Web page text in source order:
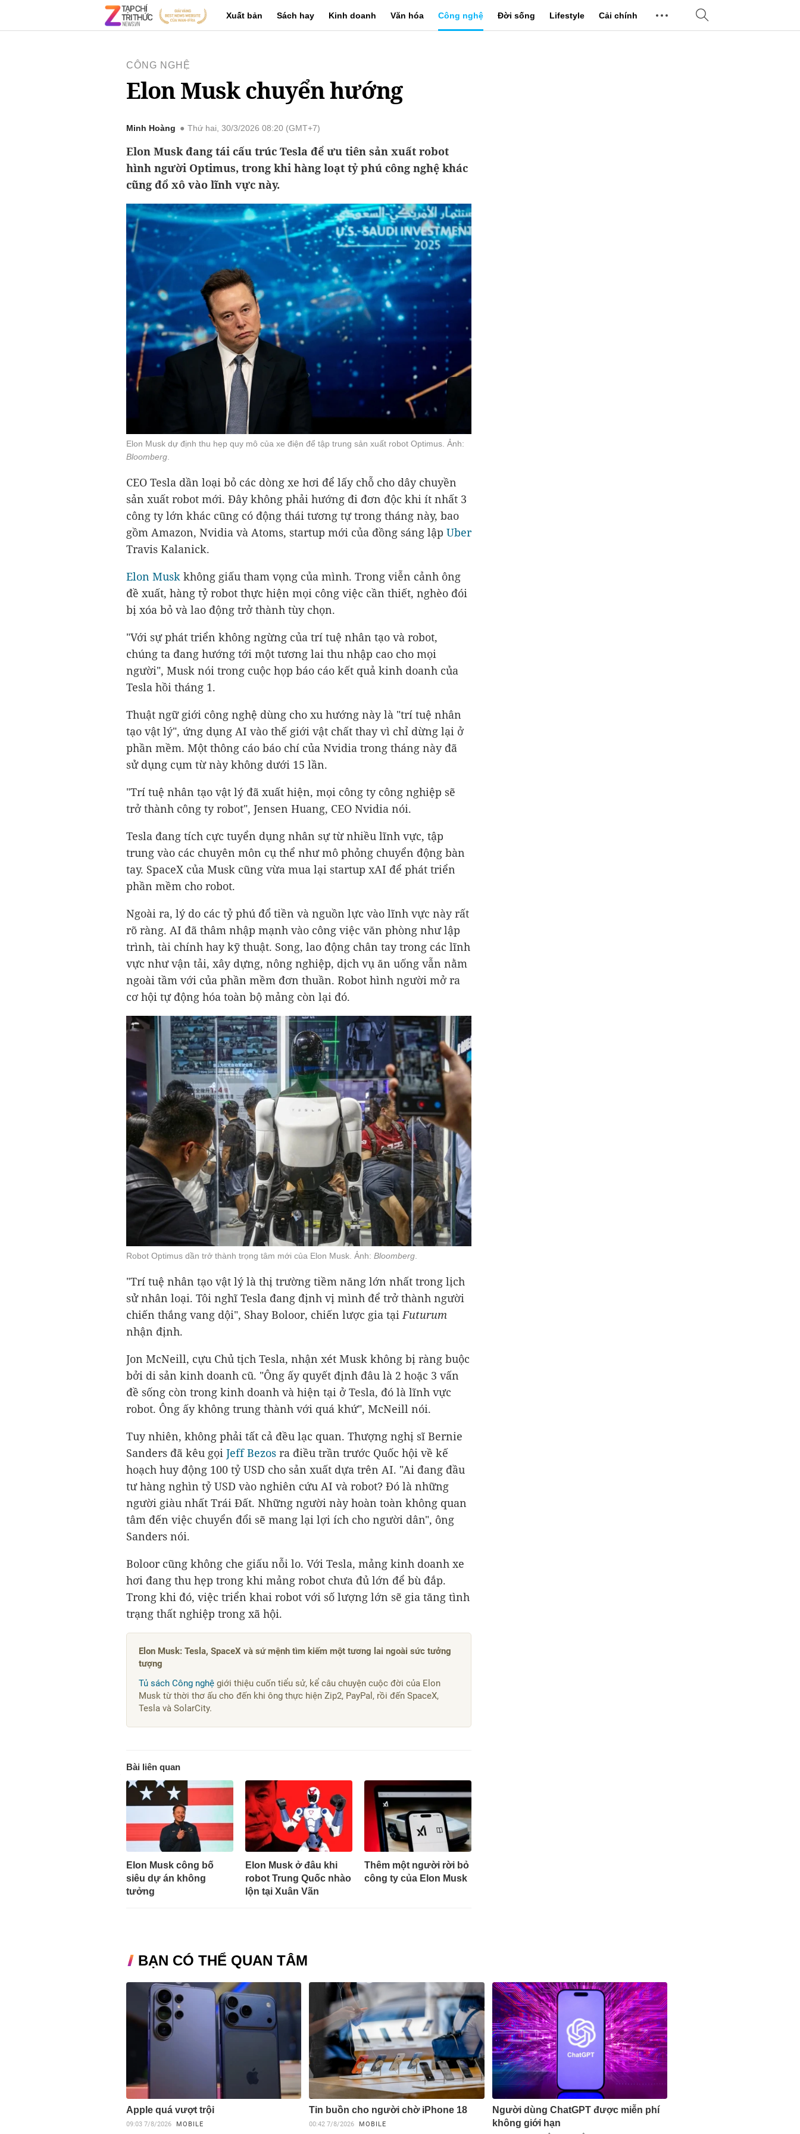
Xuất bản Sách hay Kinh doanh Văn hóa Công nghệ Đời sống Lifestyle Cải chính
CÔNG NGHỆ
Elon Musk chuyển hướng
Minh Hoàng Thứ hai, 30/3/2026 08:20 (GMT+7)
Elon Musk đang tái cấu trúc Tesla để ưu tiên sản xuất robot
hình người Optimus, trong khi hàng loạt tỷ phú công nghệ khác
cũng đổ xô vào lĩnh vực này.
Elon Musk dự định thu hẹp quy mô của xe điện để tập trung sản xuất robot Optimus. Ảnh:
Bloomberg
CEO Tesla dần loại bỏ các dòng xe hơi để lấy chỗ cho dây chuyền
sản xuất robot mới. Đây không phải hướng đi đơn độc khi ít nhất 3
công ty lớn khác cũng có động thái tương tự trong tháng này, bao
gồm Amazon, Nvidia và Atoms, startup mới của đồng sáng lập Uber
Travis Kalanick.
Elon Musk không giấu tham vọng của mình. Trong viễn cảnh ông
đề xuất, hàng tỷ robot thực hiện mọi công việc cần thiết, nghèo đói
bị xóa bỏ và lao động trở thành tùy chọn.
"Với sự phát triển không ngừng của trí tuệ nhân tạo và robot,
chúng ta đang hướng tới một tương lai thu nhập cao cho mọi
người", Musk nói trong cuộc họp báo cáo kết quả kinh doanh của
Tesla hồi tháng 1.
Thuật ngữ giới công nghệ dùng cho xu hướng này là "trí tuệ nhân
tạo vật lý", ứng dụng AI vào thế giới vật chất thay vì chỉ dừng lại ở
phần mềm. Một thông cáo báo chí của Nvidia trong tháng này đã
sử dụng cụm từ này không dưới 15 lần.
"Trí tuệ nhân tạo vật lý đã xuất hiện, mọi công ty công nghiệp sẽ
trở thành công ty robot", Jensen Huang, CEO Nvidia nói.
Tesla đang tích cực tuyển dụng nhân sự từ nhiều lĩnh vực, tập
trung vào các chuyên môn cụ thể như mô phỏng chuyển động bàn
tay. SpaceX của Musk cũng vừa mua lại startup xAI để phát triển
phần mềm cho robot.
Ngoài ra, lý do các tỷ phú đổ tiền và nguồn lực vào lĩnh vực này rất
rõ ràng. AI đã thâm nhập mạnh vào công việc văn phòng như lập
trình, tài chính hay kỹ thuật. Song, lao động chân tay trong các lĩnh
vực như vận tải, xây dựng, nông nghiệp, dịch vụ ăn uống vẫn nằm
ngoài tầm với của phần mềm đơn thuần. Robot hình người mở ra
cơ hội tự động hóa toàn bộ mảng còn lại đó.
Robot Optimus dần trở thành trọng tâm mới của Elon Musk. Ảnh: Bloomberg
"Trí tuệ nhân tạo vật lý là thị trường tiềm năng lớn nhất trong lịch
sử nhân loại. Tôi nghĩ Tesla đang định vị mình để trở thành người
chiến thắng vang dội", Shay Boloor, chiến lược gia tạiFuturum
nhận định.
Jon McNeill, cựu Chủ tịch Tesla, nhận xét Musk không bị ràng buộc
bởi di sản kinh doanh cũ. "Ông ấy quyết định đâu là 2 hoặc 3 vấn
đề sống còn trong kinh doanh và hiện tại ở Tesla, đó là lĩnh vực
robot. Ông ấy không trung thành với quá khứ", McNeill nói.
Tuy nhiên, không phải tất cả đều lạc quan. Thượng nghị sĩ Bernie
Sanders đã kêu gọi Jeff Bezos ra điều trần trước Quốc hội về kế
hoạch huy động 100 tỷ USD cho sản xuất dựa trên AI. "Ai đang đầu
tư hàng nghìn tỷ USD vào nghiên cứu AI và robot? Đó là những
người giàu nhất Trái Đất. Những người này hoàn toàn không quan
tâm đến việc chuyển đổi sẽ mang lại lợi ích cho người dân", ông
Sanders nói.
Boloor cũng không che giấu nỗi lo. Với Tesla, mảng kinh doanh xe
hơi đang thu hẹp trong khi mảng robot chưa đủ lớn để bù đắp.
Trong khi đó, việc triển khai robot với số lượng lớn sẽ gia tăng tình
trạng thất nghiệp trong xã hội.
Elon Musk: Tesla, SpaceX và sứ mệnh tìm kiếm một tương lai ngoài sức tưởng
tượng
Tủ sách Công nghệ giới thiệu cuốn tiểu sử, kể câu chuyện cuộc đời của Elon
Musk từ thời thơ ấu cho đến khi ông thực hiện Zip2, PayPal, rồi đến SpaceX,
Tesla và SolarCity.
Bài liên quan
Elon Musk công bố
siêu dự án không
tưởng
Elon Musk ở đâu khi
robot Trung Quốc nhào
lộn tại Xuân Vãn
Thêm một người rời bỏ
công ty của Elon Musk
BẠN CÓ THỂ QUAN TÂM
Apple quá vượt trội
09:03 7/8/2026 MOBILE
Tin buồn cho người chờ iPhone 18
00:42 7/8/2026 MOBILE
Người dùng ChatGPT được miễn phí
không giới hạn